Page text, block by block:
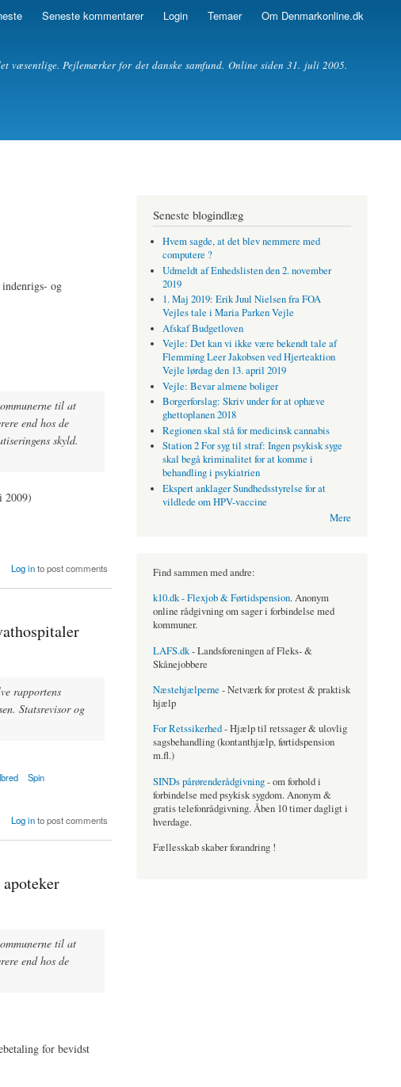
Seneste kommentarer Login Temaer Om Denmarkonline.dk
væsentlige. Pejlemærker for det danske samfund. Online siden 31. juli 2005.
og
til at
end hos de
skyld.
2009)
Log into post comments
rapportens
Statsrevisor og
Spin
Log into post comments
til at
end hos de
for bevidst
Seneste blogindlæg
Hvem sagde, at det blev nemmere med
computere ?
Udmeldt af Enhedslisten den 2. november
2019
1. Maj 2019: Erik Juul Nielsen fra FOA
Vejles tale i Maria Parken Vejle
Afskaf Budgetloven
Vejle: Det kan vi ikke være bekendt tale af
Flemming Leer Jakobsen ved Hjerteaktion
Vejle lørdag den 13. april 2019
Vejle: Bevar almene boliger
Borgerforslag: Skriv under for at ophæve
ghettoplanen 2018
Regionen skal stå for medicinsk cannabis
Station 2 For syg til straf: Ingen psykisk syge
skal begå kriminalitet for at komme i
behandling i psykiatrien
Ekspert anklager Sundhedsstyrelse for at
vildlede om HPV-vaccine
Mere
Find sammen med andre:
k10.dk - Flexjob & Førtidspension. Anonym
online rådgivning om sager i forbindelse med
kommuner.
LAFS.dk- Landsforeningen af Fleks- &
Skånejobbere
Næstehjælperne - Netværk for protest & praktisk
hjælp
For Retssikerhed- Hjælp til retssager & ulovlig
sagsbehandling (kontanthjælp, førtidspension
m.fl.)
SINDs pårørenderådgivning- om forhold i
forbindelse med psykisk sygdom. Anonym &
gratis telefonrådgivning. Åben 10 timer dagligt i
hverdage.
Fællesskab skaber forandring !